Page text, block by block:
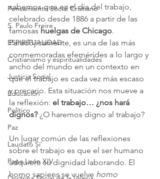
Pensamiento Social Cristiano
S. Paulo Freire
ESPIRITUALIDAD
Cristianismo y espiritualidades
Justicia Social
Educación
Político
Paz
Laudato Si'
Papa León XIV
sabemos que es el día del trabajo,
celebrado desde 1886 a partir de las
famosas huelgas de Chicago.
Paradójicamente, es una de las más
conmemoradas efemérides a lo largo y
ancho del mundo en un contexto en
que el trabajo es cada vez más escaso
y precario. Esta situación nos mueve a
la reflexión: el trabajo… ¿nos hará
dignos? ¿O haremos digno al trabajo?
Un lugar común de las reflexiones
sobre el trabajo es que el ser humano
adquiere su dignidad laborando. El
homo sapiens se vuelve homo